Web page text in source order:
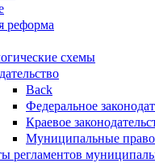
реформа
схемы
Back
Федеральное
Краевое
Муниципальные
регламентов